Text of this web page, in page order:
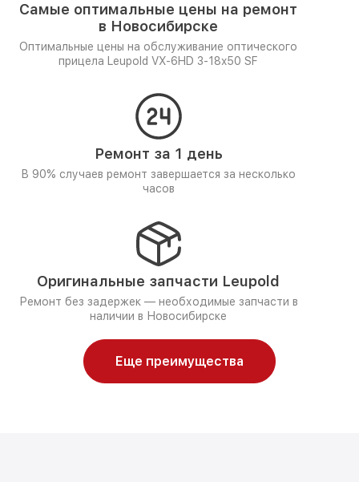
Самые оптимальные цены на ремонт
в Новосибирске
Оптимальные цены на обслуживание оптического
прицела Leupold VX-6HD 3-18x50 SF
Ремонт за 1 день
В 90% случаев ремонт завершается за несколько
часов
Оригинальные запчасти Leupold
Ремонт без задержек — необходимые запчасти в
наличии в Новосибирске
Еще преимущества